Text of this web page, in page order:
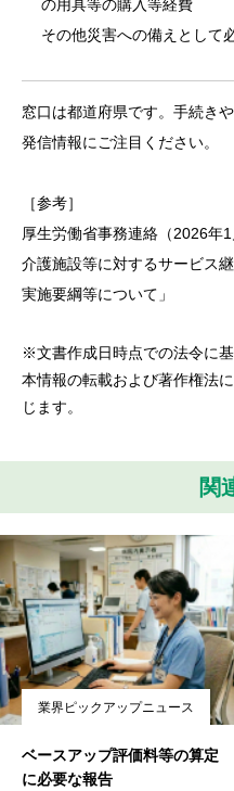
の用具等の購入等経費
その他災害への備えとして
窓口は都道府県です。手続き
発信情報にご注目ください。
［参考］
厚生労働省事務連絡（2026年
介護施設等に対するサービス
実施要綱等について 」
※文書作成日時点での法令に
本情報の転載および著作権法
じます。
関
業界ピックアップニュース
ベースアップ評価料等の算定
に必要な報告